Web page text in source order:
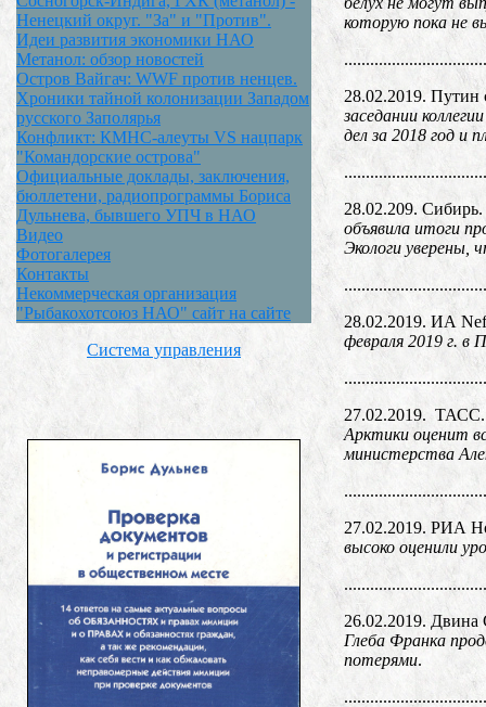
Ненецкий округ. "За" и "Против".
Идеи развития экономики НАО
Метанол: обзор новостей
Остров Вайгач: WWF против ненцев.
Хроники тайной колонизации Западом
русского Заполярья
Конфликт: КМНС-алеуты VS нацпарк
"Командорские острова"
Официальные доклады, заключения,
бюллетени, радиопрограммы Бориса
Дульнева, бывшего УПЧ в НАО
Видео
Фотогалерея
Контакты
Некоммерческая организация
"Рыбакохотсоюз НАО" сайт на сайте
Система управления
которую пока не
28.02.2019. Путин
заседании
дел за 2018 год и
28.02.209.
объявила итоги
Экологи уверены,
28.02.2019. ИА
февраля 2019 г. в
27.02.2019.
Арктики оценит
министерства
27.02.2019. РИА
высоко оценили
26.02.2019. Двина
Глеба Франка
потерями.